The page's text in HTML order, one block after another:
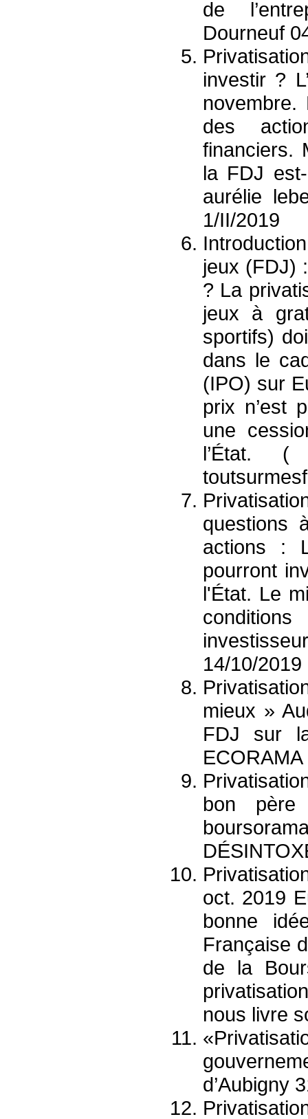
de
Dourneuf
investir ?
novembre.
des
financiers.
la FDJ
aurélie
1/II/2019
jeux (FDJ)
? La
jeux à
sportifs)
dans le
(IPO) sur
prix n’est
une
l’État. (
questions
actions :
pourront
l'État. Le
14/10/2019
mieux »
FDJ sur
bon
oct. 2019
bonne
Française
de la
nous livre
d’Aubigny